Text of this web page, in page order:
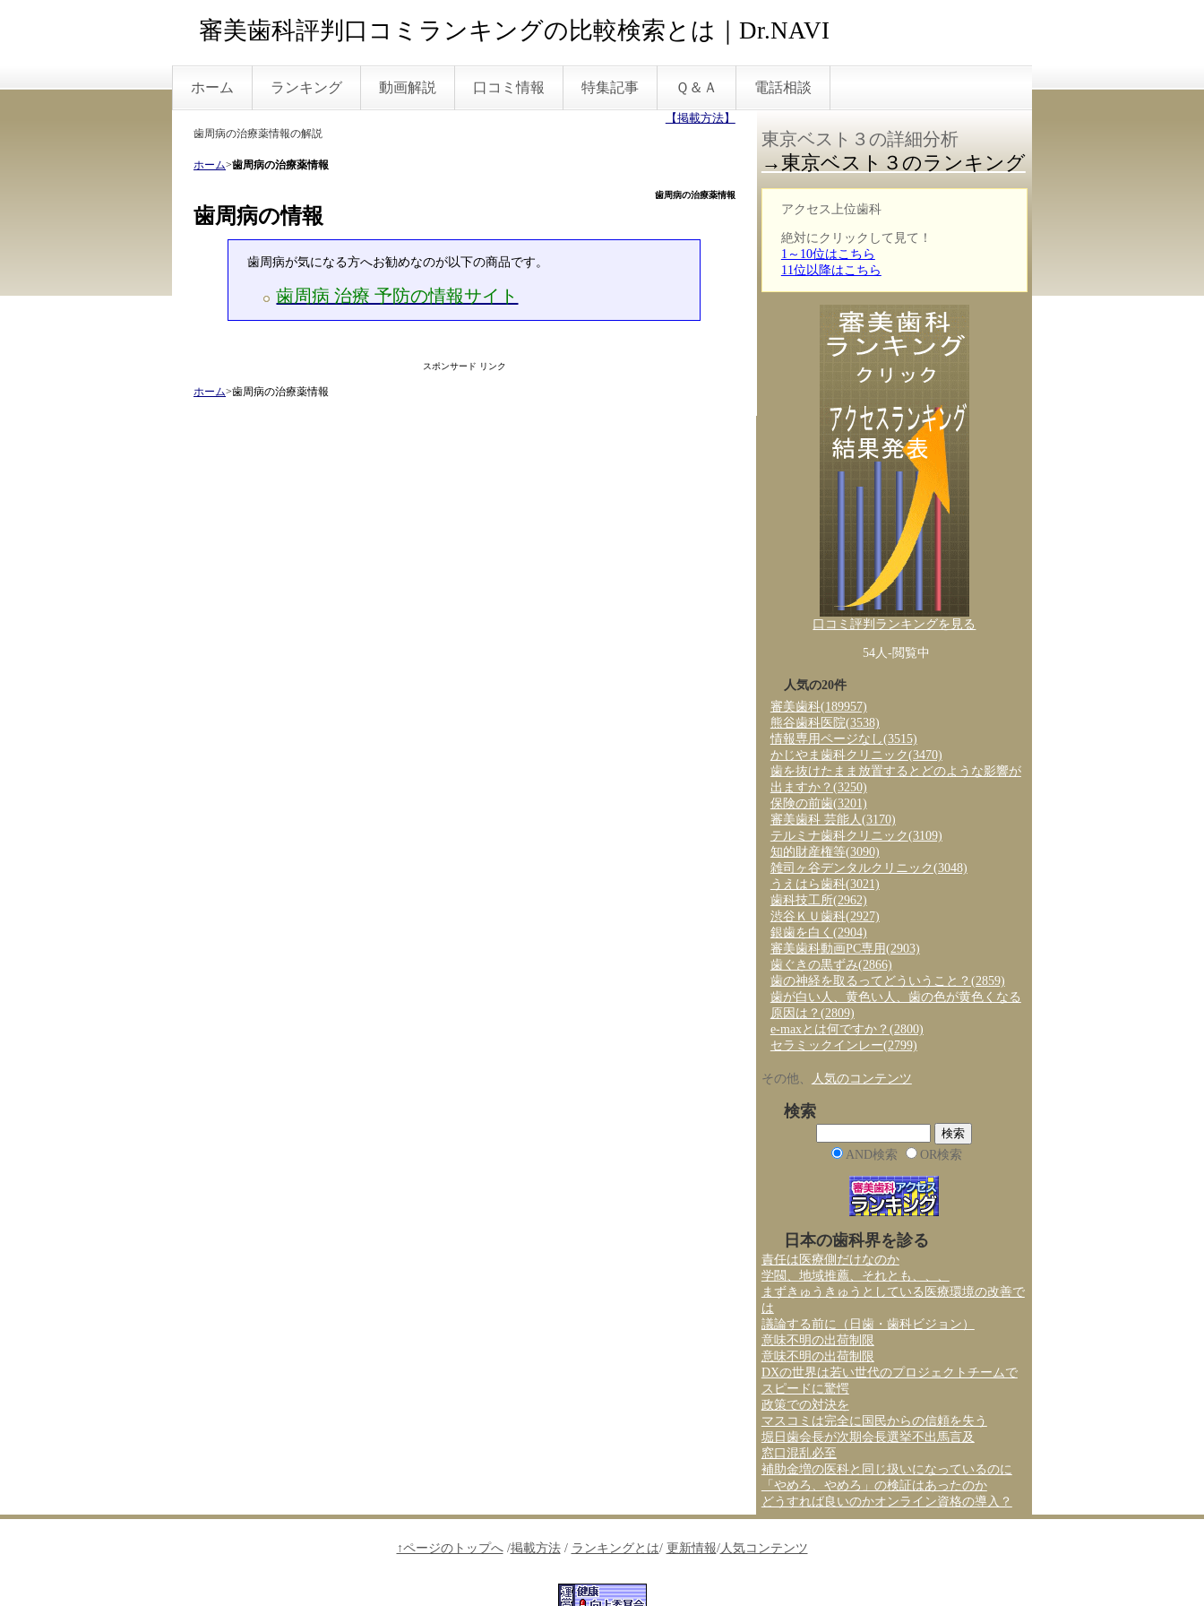
審美歯科評判口コミランキングの比較検索とは｜Dr.NAVI
ホーム ランキング 動画解説 口コミ情報 特集記事 Ｑ＆Ａ 電話相談
【掲載方法】
歯周病の治療薬情報の解説
ホーム>歯周病の治療薬情報
歯周病の治療薬情報
歯周病の情報
歯周病が気になる方へお勧めなのが以下の商品です。
歯周病 治療 予防の情報サイト
スポンサード リンク
ホーム>歯周病の治療薬情報
東京ベスト３の詳細分析
→東京ベスト３のランキング
アクセス上位歯科
絶対にクリックして見て！
1～10位はこちら
11位以降はこちら
口コミ評判ランキングを見る
54人-閲覧中
人気の20件
審美歯科(189957)
熊谷歯科医院(3538)
情報専用ページなし(3515)
かじやま歯科クリニック(3470)
歯を抜けたまま放置するとどのような影響が
出ますか？ (3250)
保険の前歯(3201)
審美歯科 芸能人(3170)
テルミナ歯科クリニック(3109)
知的財産権等(3090)
雑司ヶ谷デンタルクリニック(3048)
うえはら歯科(3021)
歯科技工所(2962)
渋谷ＫＵ歯科(2927)
銀歯を白く (2904)
審美歯科動画PC専用(2903)
歯ぐきの黒ずみ(2866)
歯の神経を取るってどういうこと？ (2859)
歯が白い人、黄色い人、歯の色が黄色くなる
原因は？ (2809)
e-maxとは何ですか？ (2800)
セラミックインレー(2799)
その他、 人気のコンテンツ
検索
AND検索 OR検索
日本の歯科界を診る
責任は医療側だけなのか
学閥、地域推薦、それとも、、、
まずきゅうきゅうとしている医療環境の改善で
は
議論する前に（日歯・歯科ビジョン）
意味不明の出荷制限
意味不明の出荷制限
DXの世界は若い世代のプロジェクトチームで
スピードに驚愕
政策での対決を
マスコミは完全に国民からの信頼を失う
堀日歯会長が次期会長選挙不出馬言及
窓口混乱必至
補助金増の医科と同じ扱いになっているのに
「やめろ、やめろ」の検証はあったのか
どうすれば良いのかオンライン資格の導入？
↑ページのトップへ/掲載方法/ ランキングとは/ 更新情報/人気コンテンツ